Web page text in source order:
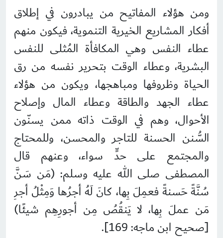
ومن هؤلاء المفاتيح من يبادرون في إطلاق
أفكار المشاريع الخيرية التنموية، فيكون منهم
عطاء النفس وهي المكافأة المُثلى للنفس
البشرية، وعطاء الوقت بتحرير نفسه من رق
الحياة وظروفها ومباهجها، ويكون من هؤلاء
عطاء الجهد والطاقة وعطاء المال وإصلاح
الأحوال، وهم في الوقت ذاته ممن يسنّون
السُّنن الحسنة للتاجر والمحسن، وللمحتاج
والمجتمع على حدٍّ سواء، وعنهم قال
المصطفى صلى الله عليه وسلم: (مَن سَنَّ
سُنَّةً حَسنةً فعمِلَ بِها، كانَ لَهُ أجرُها وَمِثْلُ أجرِ
مَن عملَ بِها، لا يَنقُصُ مِن أجورِهِم شيئًا)
[صحيح ابن ماجه: 169].